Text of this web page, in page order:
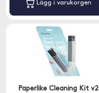
Lägg i varukorgen
Paperlike Cleaning Kit v2